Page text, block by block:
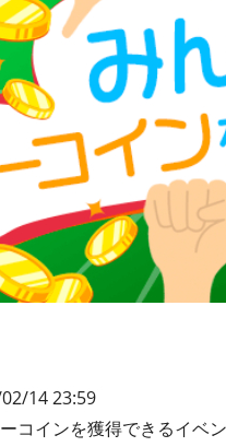
14 23:59
コインを獲得できるイベ